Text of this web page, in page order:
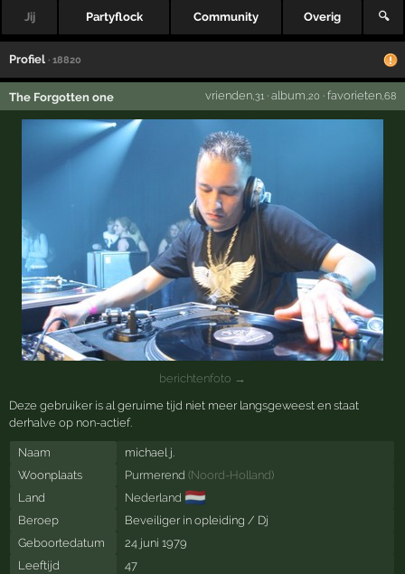
Jij Partyflock Community Overig 🔍
Profiel · 18820
The Forgotten one vrienden,31· album ,20 · favorieten,68
berichtenfoto →
Deze gebruiker is al geruime tijd niet meer langsgeweest en staat
derhalve op non-actief.
Naam
michael j.
Woonplaats
Purmerend (Noord-Holland)
Land
Nederland 🇳🇱
Beroep
Beveiliger in opleiding / Dj
Geboortedatum
24 juni 1979
Leeftijd
47